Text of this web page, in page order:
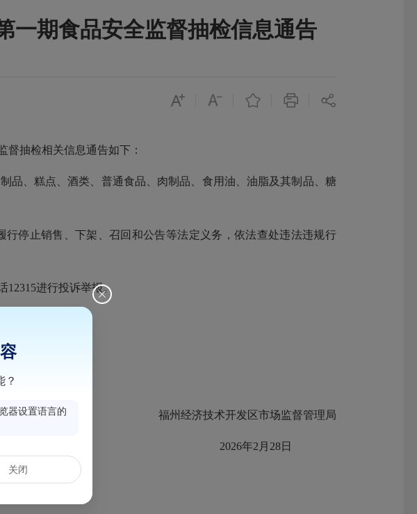
一期食品安全监督抽检信息通告
抽检相关信息通告如下：
、糕点、酒类、普通食品、肉制品、食用油、油脂及其制品、糖
停止销售、下架、召回和公告等法定义务，依法查处违法违规行
进行投诉举报。
福州经济技术开发区市场监督管理局
2026年2月28日
？
器设置语言的
关闭